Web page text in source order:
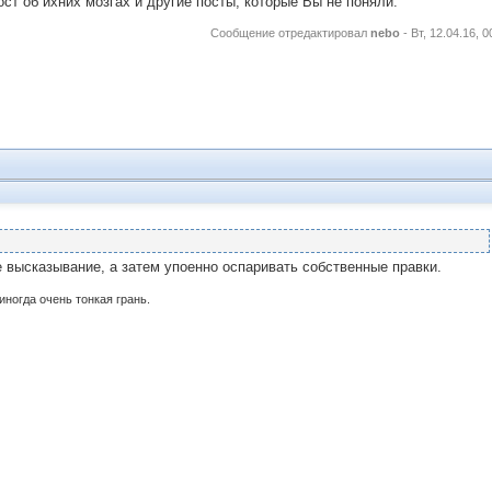
Сообщение отредактировал nebo - Вт, 12.04.16,
а затем упоенно оспаривать собственные правки.
очень тонкая грань.